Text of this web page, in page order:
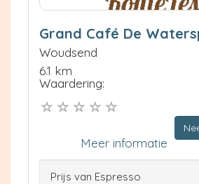
Grand Café De
Woudsend
6.1 km
Waardering:
Meer informatie
Prijs van Espresso